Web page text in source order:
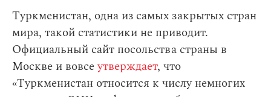
Туркменистан, одна из самых закрытых стран
мира, такой статистики не приводит.
Официальный сайт посольства страны в
Москве и вовсеутверждает, что
«Туркменистан относится к числу немногих